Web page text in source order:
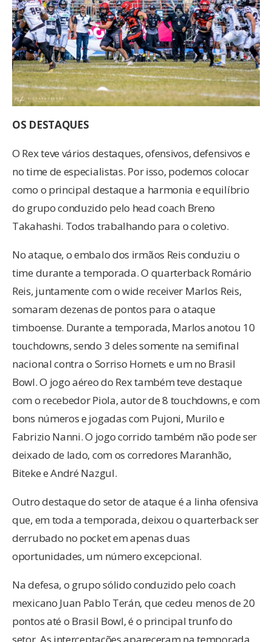
OS DESTAQUES
O Rex teve vários destaques, ofensivos, defensivos e
no time de especialistas. Por isso, podemos colocar
como o principal destaque a harmonia e equilíbrio
do grupo conduzido pelo head coach Breno
Takahashi. Todos trabalhando para o coletivo.
No ataque, o embalo dos irmãos Reis conduziu o
time durante a temporada. O quarterback Romário
Reis, juntamente com o wide receiver Marlos Reis,
somaram dezenas de pontos para o ataque
timboense. Durante a temporada, Marlos anotou 10
touchdowns, sendo 3 deles somente na semifinal
nacional contra o Sorriso Hornets e um no Brasil
Bowl. O jogo aéreo do Rex também teve destaque
com o recebedor Piola, autor de 8 touchdowns, e com
bons números e jogadas com Pujoni, Murilo e
Fabrizio Nanni. O jogo corrido também não pode ser
deixado de lado, com os corredores Maranhão,
Biteke e André Nazgul.
Outro destaque do setor de ataque é a linha ofensiva
que, em toda a temporada, deixou o quarterback ser
derrubado no pocket em apenas duas
oportunidades, um número excepcional.
Na defesa, o grupo sólido conduzido pelo coach
mexicano Juan Pablo Terán, que cedeu menos de 20
pontos até o Brasil Bowl, é o principal trunfo do
setor. As interceptações apareceram na temporada